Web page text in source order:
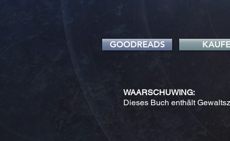
GOODREADS
WAARSCHUWING:
Dieses Buch enthält